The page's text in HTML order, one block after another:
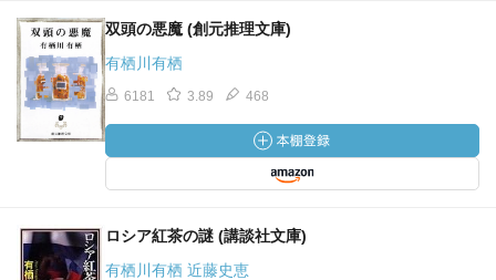
双頭の悪魔 (創元推理文庫)
有栖川有栖
6181 3.89 468
ロシア紅茶の謎 (講談社文庫)
有栖川有栖 近藤史恵